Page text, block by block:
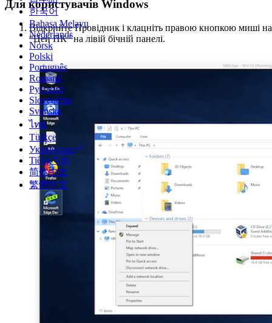
한국어
Bahasa Melayu
Nederlands
Norsk
Polski
Português
Română
Русский
Slovenčina
Svenska
ไทย
Türkçe
Українська
Tiếng Việt
简体中文
繁體中文
Для користувачів Windows
Відкрийте Провідник і клацніть правою кнопкою миші на
“Цей ПК” на лівій бічній панелі.